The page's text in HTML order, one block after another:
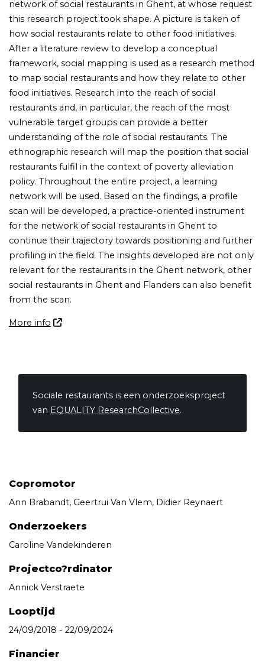
network of social restaurants in Ghent, at whose request
this research project took shape. A picture is taken of
how social restaurants relate to other food initiatives.
After a literature review to develop a conceptual
framework, social mapping is used as a research method
to map social restaurants and how they relate to other
food initiatives. Research into the reach of social
restaurants and, in particular, the reach of the most
vulnerable target groups can provide a better
understanding of the role of social restaurants. The
ethnographic research will map the position that social
restaurants fulfil in the context of poverty alleviation
policy. Throughout the entire project, a learning
network will be used. Based on the findings, a profile
scan will be developed, a practice-oriented instrument
for the network of social restaurants in Ghent to
continue their trajectory towards positioning and further
profiling in the field. The insights developed are not only
relevant for the restaurants in the Ghent network, other
social restaurants in Ghent and Flanders can also benefit
from the scan.
More info
Sociale restaurants is een onderzoeksproject
van EQUALITY ResearchCollective.
Copromotor
Ann Brabandt, Geertrui Van Vlem, Didier Reynaert
Onderzoekers
Caroline Vandekinderen
Projectco?rdinator
Annick Verstraete
Looptijd
24/09/2018 - 22/09/2024
Financier